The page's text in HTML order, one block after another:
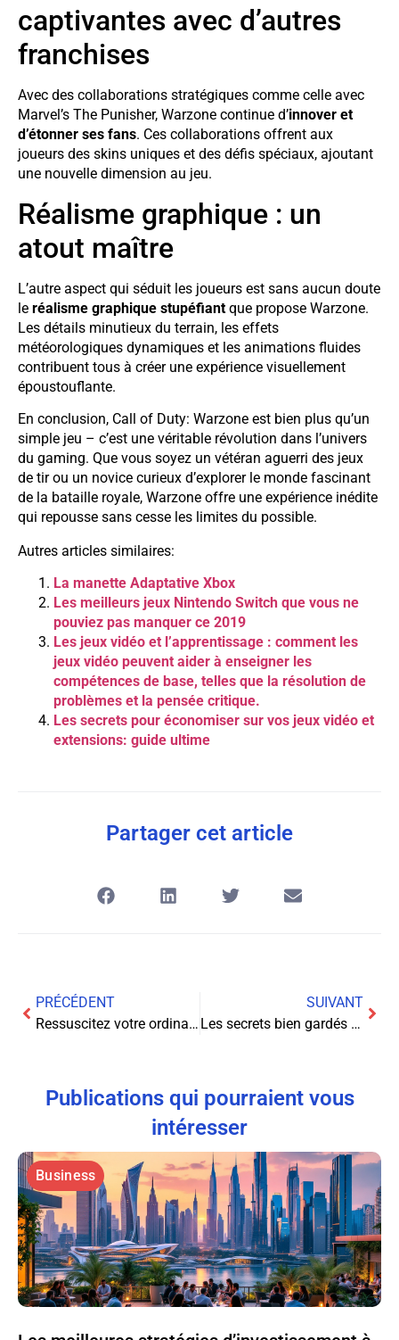
captivantes avec d’autres
franchises
Avec des collaborations stratégiques comme celle avec
Marvel’s The Punisher, Warzone continue d’innover et
d’étonner ses fans. Ces collaborations offrent aux
joueurs des skins uniques et des défis spéciaux, ajoutant
une nouvelle dimension au jeu.
Réalisme graphique : un
atout maître
L’autre aspect qui séduit les joueurs est sans aucun doute
le réalisme graphique stupéfiant que propose Warzone.
Les détails minutieux du terrain, les effets
météorologiques dynamiques et les animations fluides
contribuent tous à créer une expérience visuellement
époustouflante.
En conclusion, Call of Duty: Warzone est bien plus qu’un
simple jeu – c’est une véritable révolution dans l’univers
du gaming. Que vous soyez un vétéran aguerri des jeux
de tir ou un novice curieux d’explorer le monde fascinant
de la bataille royale, Warzone offre une expérience inédite
qui repousse sans cesse les limites du possible.
Autres articles similaires:
La manette Adaptative Xbox
Les meilleurs jeux Nintendo Switch que vous ne
pouviez pas manquer ce 2019
Les jeux vidéo et l’apprentissage : comment les
jeux vidéo peuvent aider à enseigner les
compétences de base, telles que la résolution de
problèmes et la pensée critique.
Les secrets pour économiser sur vos jeux vidéo et
extensions: guide ultime
Partager cet article
PRÉCÉDENT
Ressuscitez votre ordinateur lent en un clin d’œil grâce à ces astuces inédites!
SUIVANT
Les secrets bien gardés des blogueurs de mode pour gagner de l’argent sur Internet
Publications qui pourraient vous
intéresser
Business